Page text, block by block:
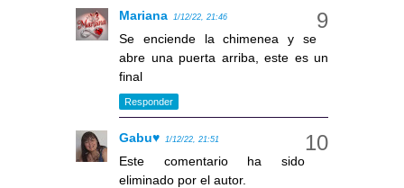
Mariana 1/12/22, 21:46
Se enciende la chimenea y se
abre una puerta arriba, este es un
final
Responder
Gabu♥ 1/12/22, 21:51
Este comentario ha sido
eliminado por el autor.